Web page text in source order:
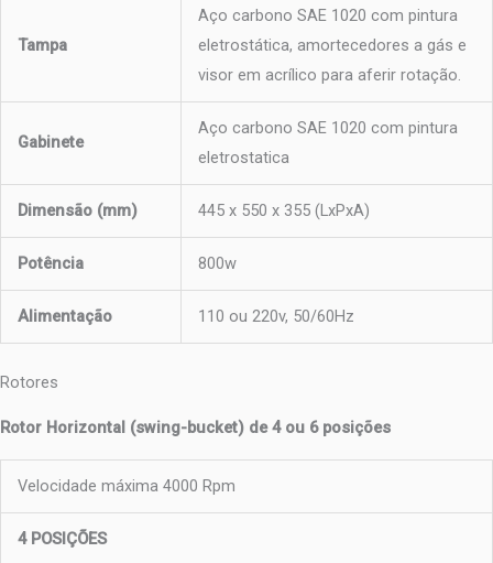
Tampa
Aço carbono SAE 1020 com pintura
eletrostática, amortecedores a gás e
visor em acrílico para aferir rotação.
Gabinete
Aço carbono SAE 1020 com pintura
eletrostatica
Dimensão (mm) 445 x 550 x 355 (LxPxA)
Potência 800w
Alimentação 110 ou 220v, 50/60Hz
Rotores
Rotor Horizontal (swing-bucket) de 4 ou 6 posições
Velocidade máxima 4000 Rpm
4 POSIÇÕES